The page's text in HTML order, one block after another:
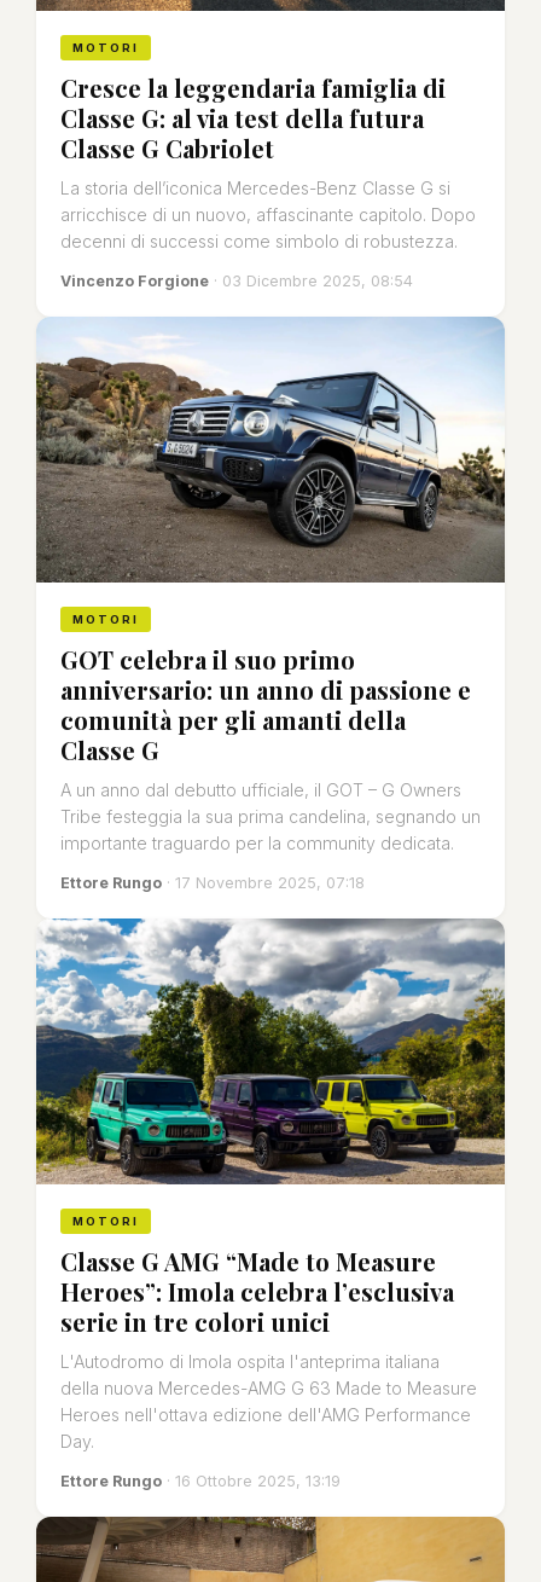
MOTORI
Cresce la leggendaria famiglia di
Classe G: al via test della futura
Classe G Cabriolet
La storia dell’iconica Mercedes-Benz Classe G si
arricchisce di un nuovo, affascinante capitolo. Dopo
decenni di successi come simbolo di robustezza.
Vincenzo Forgione · 03 Dicembre 2025, 08:54
MOTORI
GOT celebra il suo primo
anniversario: un anno di passione e
comunità per gli amanti della
Classe G
A un anno dal debutto ufficiale, il GOT – G Owners
Tribe festeggia la sua prima candelina, segnando un
importante traguardo per la community dedicata.
Ettore Rungo · 17 Novembre 2025, 07:18
MOTORI
Classe G AMG “Made to Measure
Heroes”: Imola celebra l’esclusiva
serie in tre colori unici
L'Autodromo di Imola ospita l'anteprima italiana
della nuova Mercedes-AMG G 63 Made to Measure
Heroes nell'ottava edizione dell'AMG Performance
Day.
Ettore Rungo · 16 Ottobre 2025, 13:19